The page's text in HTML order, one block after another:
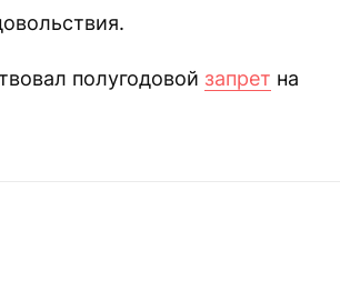
полугодовой запрет на